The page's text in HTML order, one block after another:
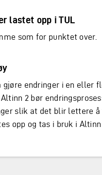
lastet opp i TUL
som for punktet over.
gjøre endringer i en eller
2 bør
slik at det blir lettere
opp og tas i bruk i Altinn